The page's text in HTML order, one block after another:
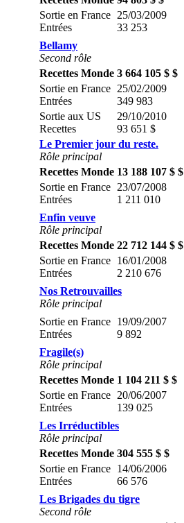
Sortie en France
Entrées
25/03/2009
33 253
Bellamy
Second rôle
Recettes Monde 3 664 105 $ $
Sortie en France
Entrées
25/02/2009
349 983
Sortie aux US
Recettes
29/10/2010
93 651 $
Le Premier jour du reste.
Rôle principal
Recettes Monde 13 188 107 $ $
Sortie en France
Entrées
23/07/2008
1 211 010
Enfin veuve
Rôle principal
Recettes Monde 22 712 144 $ $
Sortie en France
Entrées
16/01/2008
2 210 676
Nos Retrouvailles
Rôle principal
Sortie en France
Entrées
19/09/2007
9 892
Fragile(s)
Rôle principal
Recettes Monde 1 104 211 $ $
Sortie en France
Entrées
20/06/2007
139 025
Les Irréductibles
Rôle principal
Recettes Monde 304 555 $ $
Sortie en France
Entrées
14/06/2006
66 576
Les Brigades du tigre
Second rôle